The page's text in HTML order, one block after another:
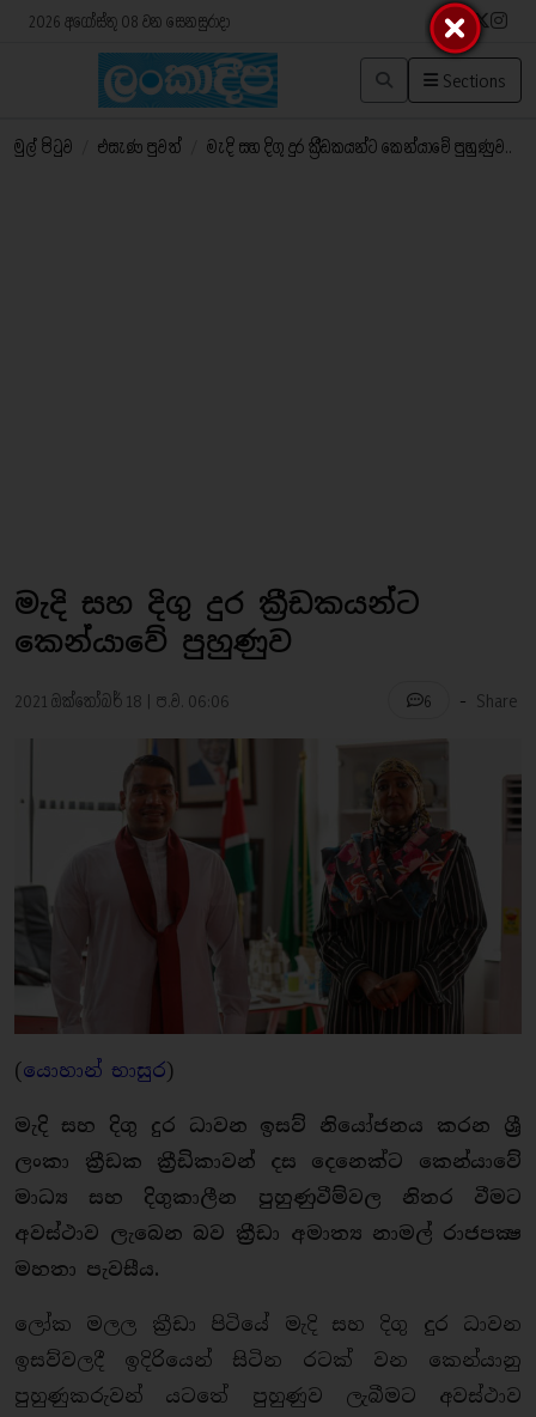
2026 අගෝස්තු 08 වන සෙනසුරාදා
Sections
මුල් පිටුව එසැණ පුවත් මැදි සහ දිගු දුර ක්‍රීඩකයන්ට කෙන්යාවේ පුහුණුව..
මැදි සහ දිගු දුර ක්‍රීඩකයන්ට
කෙන්යාවේ පුහුණුව
2021 ඔක්තෝබර් 18 | ප.ව. 06:06 6 - Share
(යොහාන් භාසුර)
මැදි සහ දිගු දුර ධාවන ඉසව් නියෝජනය කරන ශ්‍රී
ලංකා ක්‍රීඩක ක්‍රීඩිකාවන් දස දෙනෙක්ට කෙන්යාවේ
මාධ්‍ය සහ දිගුකාලීන පුහුණුවීම්වල නිතර වීමට
අවස්ථාව ලැබෙන බව ක්‍රීඩා අමාත්‍ය නාමල් රාජපක්‍ෂ
මහතා පැවසීය.
ලෝක මලල ක්‍රීඩා පිටියේ මැදි සහ දිගු දුර ධාවන
ඉසව්වලදී ඉදිරියෙන් සිටින රටක් වන කෙන්යානු
පුහුණුකරුවන් යටතේ පුහුණුව ලැබීමට අවස්ථාව